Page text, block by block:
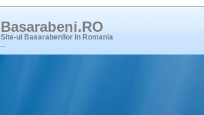
Basarabeni.RO
Site-ul Basarabenilor in Romania